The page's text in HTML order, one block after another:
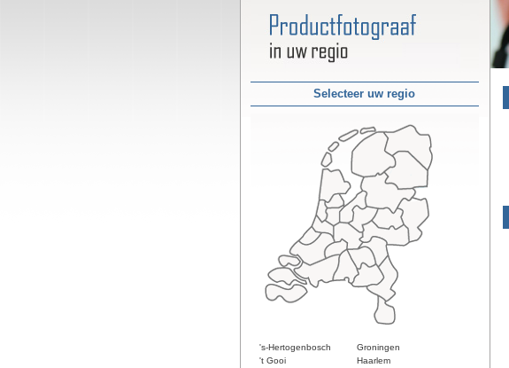
Selecteer uw regio
's-Hertogenbosch
Groningen
't Gooi
Haarlem